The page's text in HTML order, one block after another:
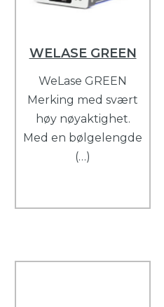
WELASE GREEN
WeLase GREEN
Merking med svært
høy nøyaktighet.
Med en bølgelengde
(…)